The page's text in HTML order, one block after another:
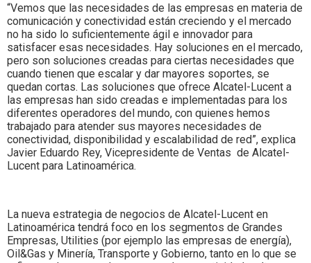
“Vemos que las necesidades de las empresas en materia de
comunicación y conectividad están creciendo y el mercado
no ha sido lo suficientemente ágil e innovador para
satisfacer esas necesidades. Hay soluciones en el mercado,
pero son soluciones creadas para ciertas necesidades que
cuando tienen que escalar y dar mayores soportes, se
quedan cortas. Las soluciones que ofrece Alcatel-Lucent a
las empresas han sido creadas e implementadas para los
diferentes operadores del mundo, con quienes hemos
trabajado para atender sus mayores necesidades de
conectividad, disponibilidad y escalabilidad de red”, explica
Javier Eduardo Rey, Vicepresidente de Ventas de Alcatel-
Lucent para Latinoamérica.
La nueva estrategia de negocios de Alcatel-Lucent en
Latinoamérica tendrá foco en los segmentos de Grandes
Empresas, Utilities (por ejemplo las empresas de energía),
Oil&Gas y Minería, Transporte y Gobierno, tanto en lo que se